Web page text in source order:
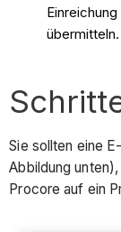
übermitteln.
Sie sollten eine
Abbildung
Procore auf ein